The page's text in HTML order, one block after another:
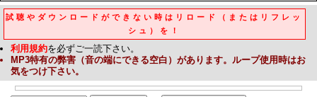
試聴やダウンロードができない時はリロード（またはリフレッ
シュ）を！
利用規約を必ずご一読下さい。
MP3特有の弊害（音の端にできる空白）があります。ループ使用時はお
気をつけ下さい。